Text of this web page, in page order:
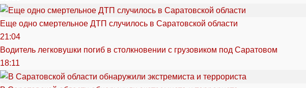
Еще одно смертельное ДТП случилось в Саратовской области
21:04
Водитель легковушки погиб в столкновении с грузовиком под Саратовом
18:11